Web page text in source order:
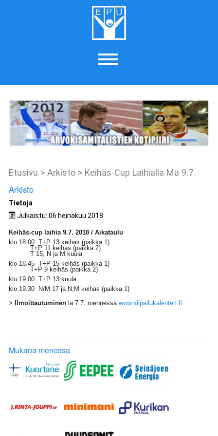
Etusivu > Arkisto > Keihäs-Cup Laihialla Ma 9.7.
Arkisto
Tietoja
Julkaistu: 06 heinäkuu 2018
Keihäs-cup laihia 9.7. 2018 / Aikataulu
klo 18.00 T+P 13 keihäs (paikka 1)
T+P 11 keihäs (paikka 2)
T 15, N ja M kuula
klo 18.45 T+P 15 keihäs (paikka 1)
T+P 9 keihäs (paikka 2)
klo 19.00 T+P 13 kuula
klo 19.30 N/M 17 ja N,M keihäs (paikka 1)
>
Ilmoittautuminen la 7.7. mennessäwww.kilpailukalenteri.fi
Mukana menossa